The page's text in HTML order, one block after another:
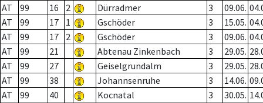
AT
99 16 2 Dürradmer 3 09.06.
AT
99 17 1 Gschöder 3 15.05.
AT
99 17 2 Gschöder 3 09.06.
AT
99 21 Abtenau Zinkenbach 3 29.05.
AT
99 27 Geiselgrundalm 3 29.05.
AT
99 38 Johannsenruhe 3 14.06.
AT
99 40 Kocnatal 3 30.05.